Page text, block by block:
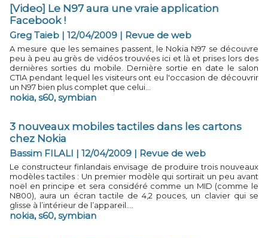
[Video] Le N97 aura une vraie application
Facebook !
Greg Taieb | 12/04/2009 | Revue de web
A mesure que les semaines passent, le Nokia N97 se découvre
peu à peu au grès de vidéos trouvées ici et là et prises lors des
dernières sorties du mobile. Dernière sortie en date le salon
CTIA pendant lequel les visiteurs ont eu l'occasion de découvrir
un N97 bien plus complet que celui...
nokia,s60,symbian
3 nouveaux mobiles tactiles dans les cartons
chez Nokia
Bassim FILALI | 12/04/2009 | Revue de web
Le constructeur finlandais envisage de produire trois nouveaux
modèles tactiles : Un premier modèle qui sortirait un peu avant
noël en principe et sera considéré comme un MID (comme le
N800), aura un écran tactile de 4,2 pouces, un clavier qui se
glisse à l’intérieur de l’appareil....
nokia,s60,symbian